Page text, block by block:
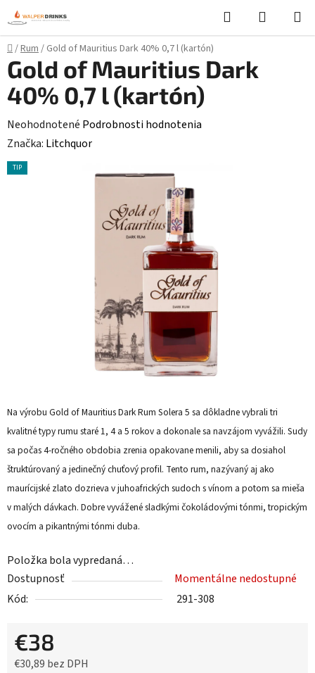
Prejsť
na
obsah
Hľadať
KOŠÍK
Domov
/Rum/ Gold of Mauritius Dark 40% 0,7 l (kartón)
Na výrobu Gold of Mauritius Dark Rum Solera 5 sa dôkladne vybrali tri
kvalitné typy rumu staré 1, 4 a 5 rokov a dokonale sa navzájom vyvážili. Sudy
sa počas 4-ročného obdobia zrenia opakovane menili, aby sa dosiahol
štruktúrovaný a jedinečný chuťový profil. Tento rum, nazývaný aj ako
maurícijské zlato dozrieva v juhoafrických sudoch s vínom a potom sa mieša
v malých dávkach. Dobre vyvážené sladkými čokoládovými tónmi, tropickým
ovocím a pikantnými tónmi duba.
Položka bola vypredaná…
Dostupnosť
Momentálne nedostupné
Kód:
291-308
€38
€30,89 bez DPH
Gold of Mauritius Dark
40% 0,7 l (kartón)
Priemerné
hodnotenie
produktu
Neohodnotené Podrobnosti hodnotenia
Značka: Litchquor
TIP